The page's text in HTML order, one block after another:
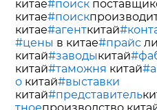
китае#поиск
китае#поиск
китае#агенткитай
#цены в китае#прайс
китай#заводыкитай
китай#таможня китай
о китай#выставки
китай#представитель
тноепроизводство